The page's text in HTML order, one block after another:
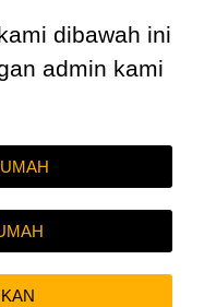
dibawah ini
admin kami